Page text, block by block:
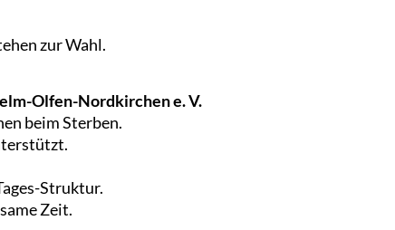
zur Wahl.
Olfen-Nordkirchen e. V.
beim Sterben.
Struktur.
Zeit.